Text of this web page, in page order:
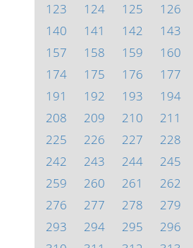
123
124 125 126
140
141 142 143
157
158 159 160
174
175 176 177
191
192 193 194
208
209 210 211
225
226 227 228
242
243 244 245
259
260 261 262
276
277 278 279
293
294 295 296